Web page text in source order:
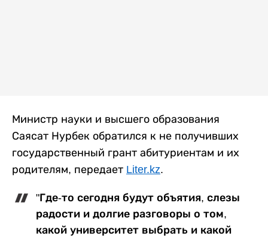
Министр науки и высшего образования
Саясат Нурбек обратился к не получивших
государственный грант абитуриентам и их
родителям, передает Liter.kz.
"Где-то сегодня будут объятия, слезы
радости и долгие разговоры о том,
какой университет выбрать и какой